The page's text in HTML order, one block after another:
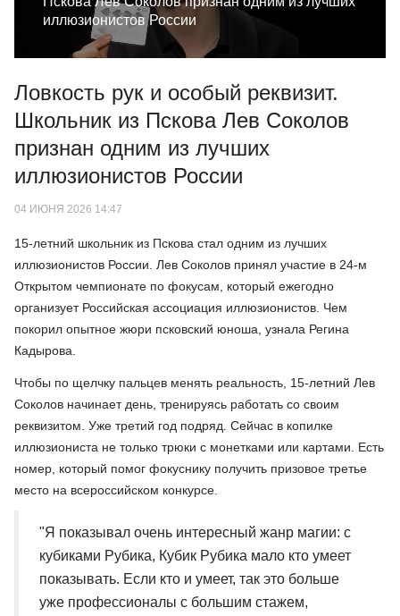
иллюзионистов России
Ловкость рук и особый реквизит.
Школьник из Пскова Лев Соколов
признан одним из лучших
иллюзионистов России
04 ИЮНЯ 2026 14:47
15-летний школьник из Пскова стал одним из лучших
иллюзионистов России. Лев Соколов принял участие в 24-м
Открытом чемпионате по фокусам, который ежегодно
организует Российская ассоциация иллюзионистов. Чем
покорил опытное жюри псковский юноша, узнала Регина
Кадырова.
Чтобы по щелчку пальцев менять реальность, 15-летний Лев
Соколов начинает день, тренируясь работать со своим
реквизитом. Уже третий год подряд. Сейчас в копилке
иллюзиониста не только трюки с монетками или картами. Есть
номер, который помог фокуснику получить призовое третье
место на всероссийском конкурсе.
"Я показывал очень интересный жанр магии: с
кубиками Рубика, Кубик Рубика мало кто умеет
показывать. Если кто и умеет, так это больше
уже профессионалы с большим стажем,